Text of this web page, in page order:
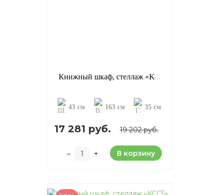
Книжный шкаф, стеллаж «KCC4», отделка: старение (сосна)
43 см 163 см 35 см
17 281 руб. 19 202 руб.
– + В корзину